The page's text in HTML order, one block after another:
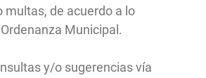
de acuerdo a lo
Municipal.
y/o sugerencias vía